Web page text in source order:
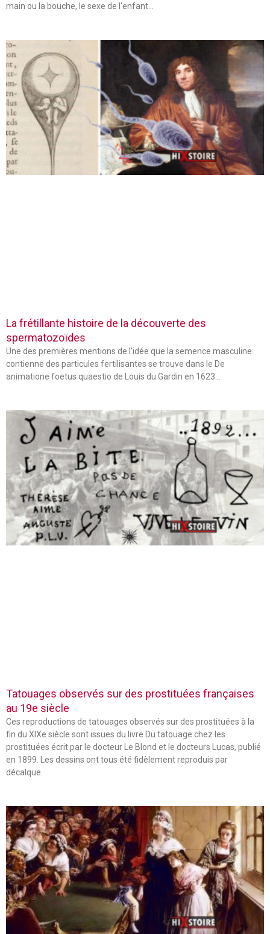
main ou la bouche, le sexe de l’enfant…
La frétillante histoire de la découverte des
spermatozoïdes
Une des premières mentions de l’idée que la semence masculine
contienne des particules fertilisantes se trouve dans le De
animatione foetus quaestio de Louis du Gardin en 1623…
Tatouages observés sur des prostituées françaises
au 19e siècle
Ces reproductions de tatouages observés sur des prostituées à la
fin du XIXe siècle sont issues du livre Du tatouage chez les
prostituées écrit par le docteur Le Blond et le docteurs Lucas, publié
en 1899. Les dessins ont tous été fidèlement reproduis par
décalque.